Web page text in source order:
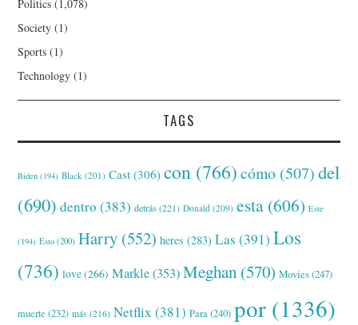
Politics (1,078)
Society (1)
Sports (1)
Technology (1)
TAGS
Biden (194) Black (201) Cast (306) con (766) cómo (507) del
(690) dentro (383) detrás (221) Donald (209) esta (606) Este
(194) Esto (200) Harry (552) heres (283) Las (391) Los
(736) love(266) Markle(353) Meghan (570) Movies(247)
muerte (232) más (216) Netflix (381) Para(240) por (1336)